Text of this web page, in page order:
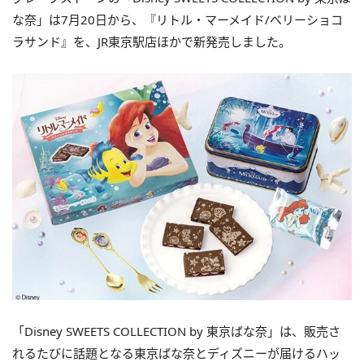
な奈」は7月20日から、『リトル・マーメイド/ベリーショコ
ラサンド』を、JR東京駅店ほかで新発売しました。
「Disney SWEETS COLLECTION by 東京ばな奈」は、販売さ
れるたびに話題となる東京ばな奈とディズニーが届けるハッ